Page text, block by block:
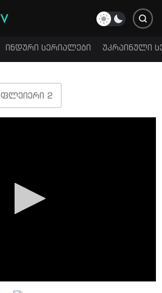
ინდური სერიალები უკრაინული
ᲤᲚᲔᲘᲔᲠᲘ 2